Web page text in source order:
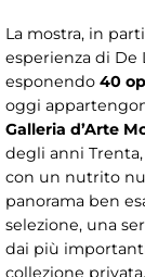
La mostra, in
esperienza di De
esponendo 40
oggi
Galleria d’Arte
degli anni
con un nutrito
panorama ben
selezione, una
dai più
collezione